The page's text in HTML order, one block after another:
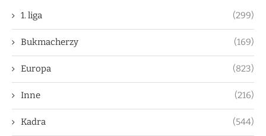
1. liga (299)
Bukmacherzy (169)
Europa (823)
Inne (216)
Kadra (544)